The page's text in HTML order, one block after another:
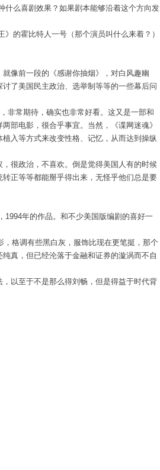
什么喜剧效果？如果剧本能够沿着这个方向发
的霍比特人一号（那个演员叫什么来着？）
像前一段的《感谢你抽烟》，对白风趣幽
了美国民主政治、选举制等等的一些幕后问
非常期待，确实也非常好看。这又是一部和
部电影，很合乎事宜。当然，《谍网迷魂》
入等方式来改变性格、记忆，从而达到操纵
很政治，不喜欢。倒是觉得美国人有的时候
正等等都能掰乎得出来，无怪乎他们总是要
1994年的作品。和不少美国版编剧的喜好一
格调有些黑白灰，服饰比现在更笔挺，那个
真，但已经沦落于金融和证券的漩涡而不自
以至于不是那么得刘畅，但是得益于时代背